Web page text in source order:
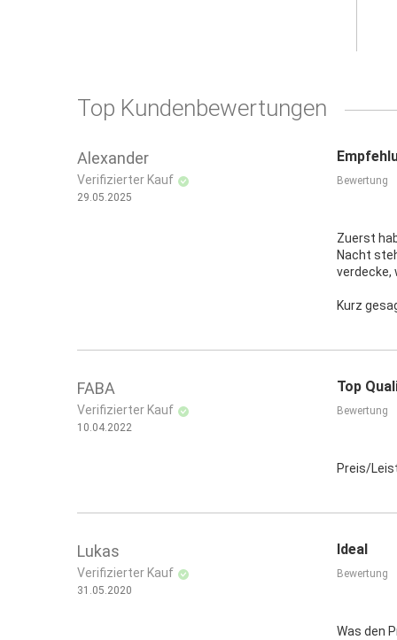
Top Kundenbewertungen
Alexander
Verifizierter Kauf
29.05.2025
Bewertung
Zuerst
Nacht
verdecke,
Kurz
FABA
Verifizierter Kauf
10.04.2022
Top
Bewertung
Preis/
Lukas
Verifizierter Kauf
31.05.2020
Ideal
Bewertung
Was den